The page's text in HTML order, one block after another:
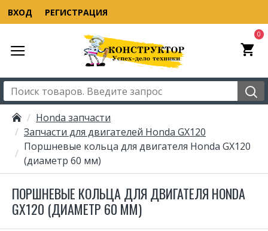
ВХОД РЕГИСТРАЦИЯ
0
Honda запчасти
Запчасти для двигателей Honda GX120
Поршневые кольца для двигателя Honda GX120
(диаметр 60 мм)
ПОРШНЕВЫЕ КОЛЬЦА ДЛЯ ДВИГАТЕЛЯ HONDA
GX120 (ДИАМЕТР 60 ММ)